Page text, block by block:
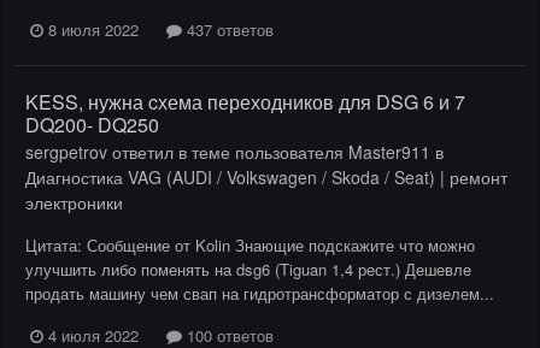
8 июля 2022
437 ответов
KESS, нужна cхема переходников для DSG 6 и 7
DQ200- DQ250
sergpetrov ответил в теме пользователя Master911 в
Диагностика VAG (AUDI / Volkswagen / Skoda / Seat) | ремонт
электроники
Цитата: Сообщение от Kolin Знающие подскажите что можно
улучшить либо поменять на dsg6 (Tiguan 1,4 рест.) Дешевле
продать машину чем свап на гидротрансформатор с дизелем...
4 июля 2022
100 ответов